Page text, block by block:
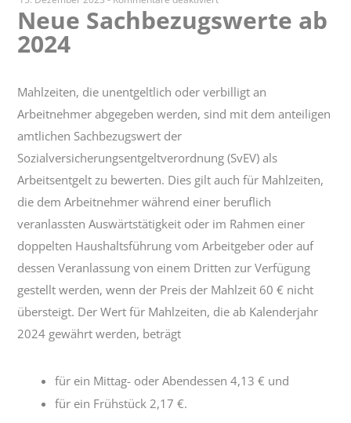
Neue
Neue Sachbezugswerte ab
2024
Mahlzeiten, die unentgeltlich oder verbilligt an
Arbeitnehmer abgegeben werden, sind mit dem anteiligen
amtlichen Sachbezugswert der
Sozialversicherungsentgeltverordnung (SvEV) als
Arbeitsentgelt zu bewerten. Dies gilt auch für Mahlzeiten,
die dem Arbeitnehmer während einer beruflich
veranlassten Auswärtstätigkeit oder im Rahmen einer
doppelten Haushaltsführung vom Arbeitgeber oder auf
dessen Veranlassung von einem Dritten zur Verfügung
gestellt werden, wenn der Preis der Mahlzeit 60 € nicht
übersteigt. Der Wert für Mahlzeiten, die ab Kalenderjahr
2024 gewährt werden, beträgt
für ein Mittag- oder Abendessen 4,13 € und
für ein Frühstück 2,17 €.